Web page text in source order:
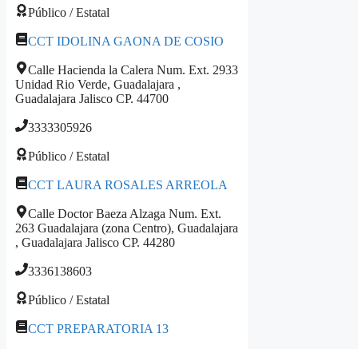
Público / Estatal
CCT IDOLINA GAONA DE COSIO
Calle Hacienda la Calera Num. Ext. 2933
Unidad Rio Verde, Guadalajara ,
Guadalajara Jalisco CP. 44700
3333305926
Público / Estatal
CCT LAURA ROSALES ARREOLA
Calle Doctor Baeza Alzaga Num. Ext.
263 Guadalajara (zona Centro), Guadalajara
, Guadalajara Jalisco CP. 44280
3336138603
Público / Estatal
CCT PREPARATORIA 13